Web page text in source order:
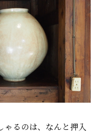
ゃるのは、なんと押入